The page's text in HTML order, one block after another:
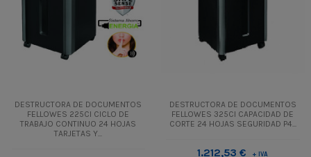
DESTRUCTORA DE DOCUMENTOS
FELLOWES 225CI CICLO DE
TRABAJO CONTINUO 24 HOJAS
TARJETAS Y...
DESTRUCTORA DE DOCUMENTOS
FELLOWES 325CI CAPACIDAD DE
CORTE 24 HOJAS SEGURIDAD P4...
1.212,53 € + IVA